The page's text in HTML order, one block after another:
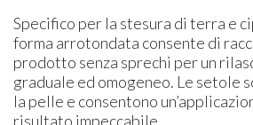
Specifico per la stesura di terra e
forma arrotondata consente di
prodotto senza sprechi per un
graduale ed omogeneo. Le setole
la pelle e consentono
risultato impeccabile.